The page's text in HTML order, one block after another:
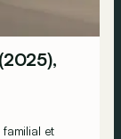
et